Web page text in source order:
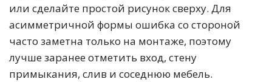
или сделайте простой рисунок сверху. Для
асимметричной формы ошибка со стороной
часто заметна только на монтаже, поэтому
лучше заранее отметить вход, стену
примыкания, слив и соседнюю мебель.